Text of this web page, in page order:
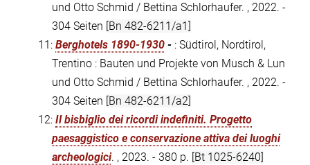
und Otto Schmid / Bettina Schlorhaufer. , 2022. -
304 Seiten [Bn 482-6211/a1]
11: Berghotels 1890-1930 - : Südtirol, Nordtirol,
Trentino : Bauten und Projekte von Musch & Lun
und Otto Schmid / Bettina Schlorhaufer. , 2022. -
304 Seiten [Bn 482-6211/a2]
12: Il bisbiglio dei ricordi indefiniti. Progetto
paesaggistico e conservazione attiva dei luoghi
archeologici. , 2023. - 380 p. [Bt 1025-6240]